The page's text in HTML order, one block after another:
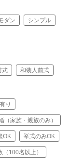
ダン シンプル
式 和装人前式
り
（家族・親族のみ）
OK 挙式のみOK
（100名以上）